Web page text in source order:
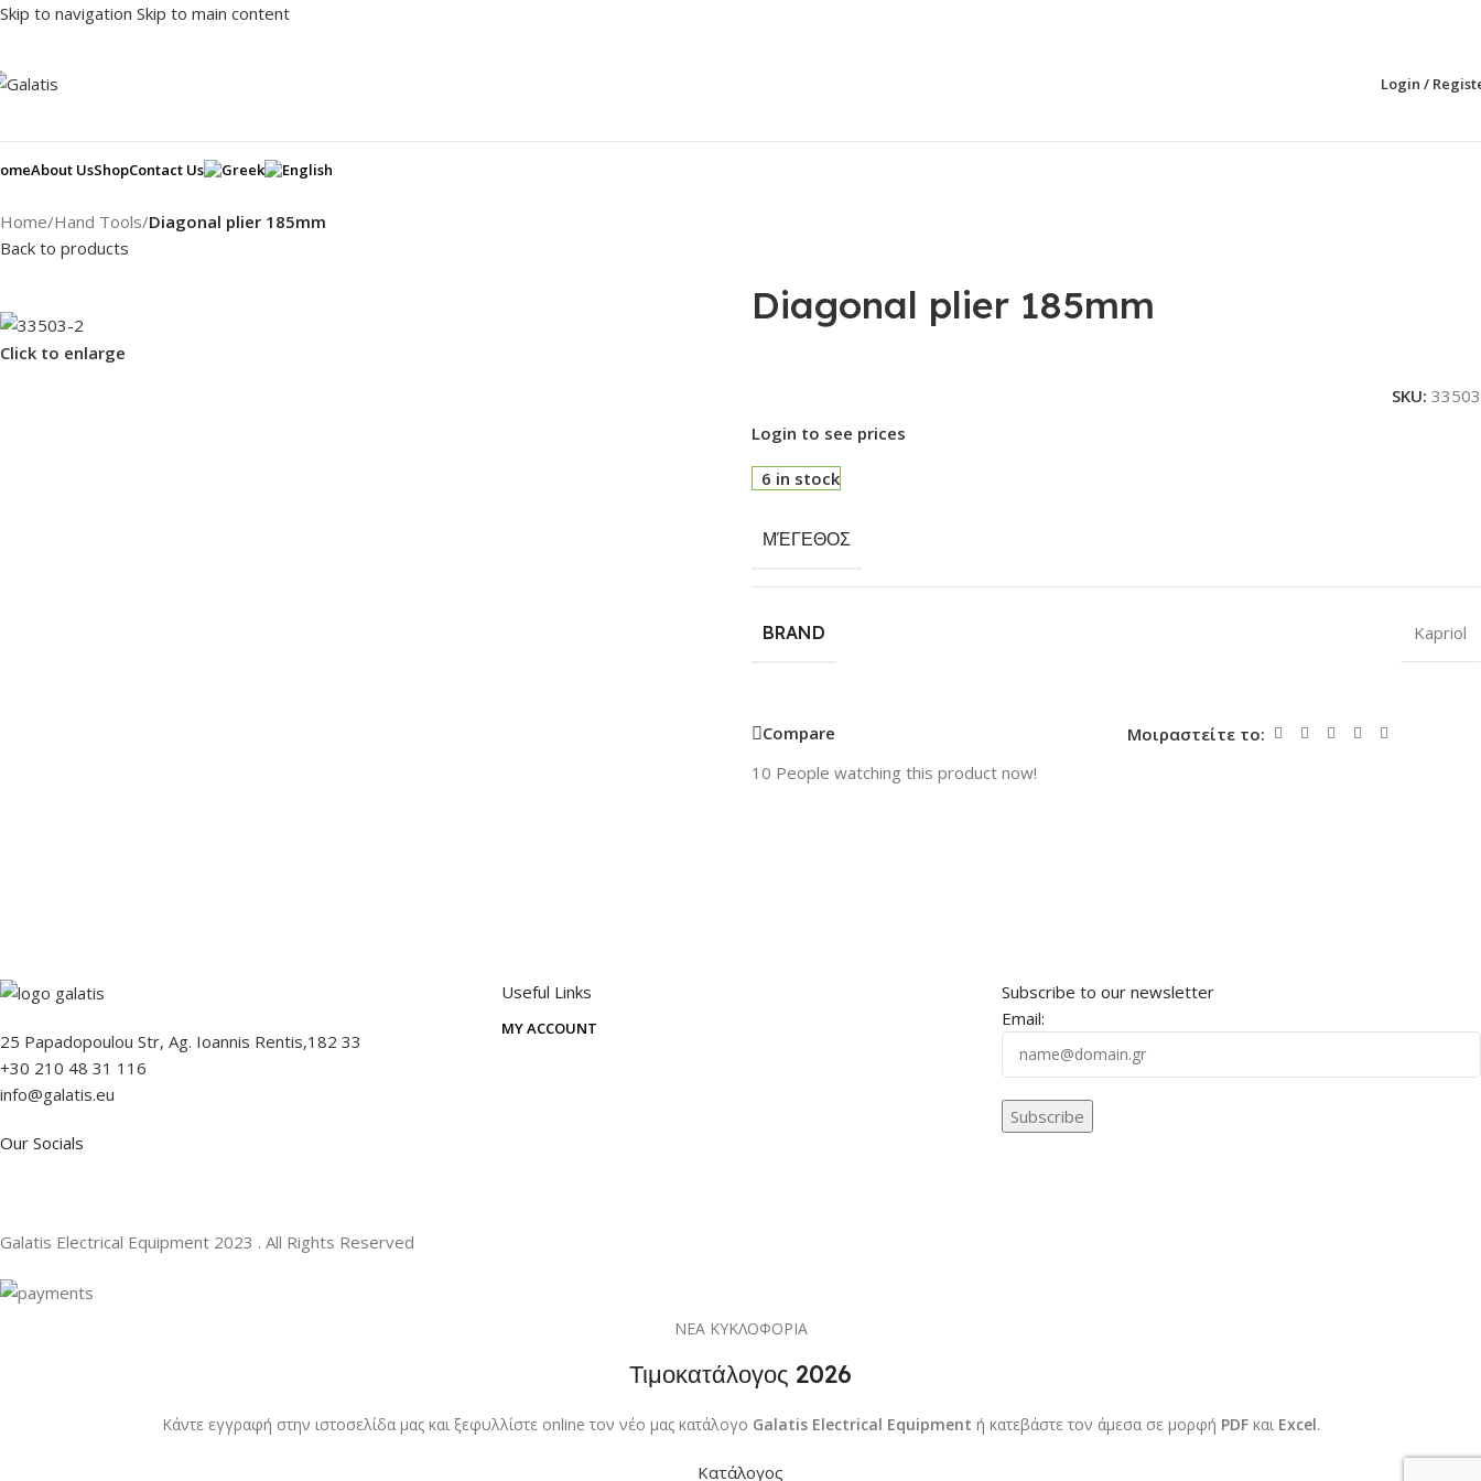
Skip to navigation Skip to main content
Login /
About UsShopContact Us
Home/Hand Tools/Diagonal plier 185mm
Back to products
Click to enlarge
Diagonal plier 185mm
SKU: 33503
Login to see prices
6 in stock
ΜΈΓΕΘΟΣ
BRAND Kapriol
Compare
Μοιραστείτε το:
10 People watching this product now!
25 Papadopoulou Str, Ag. Ioannis Rentis,182 33
+30 210 48 31 116
info@galatis.eu
Our Socials
Useful Links
MY ACCOUNT
Subscribe to our newsletter
Email:
Galatis Electrical Equipment 2023 . All Rights Reserved
ΝΕΑ ΚΥΚΛΟΦΟΡΙΑ
Τιμοκατάλογος 2026
Κάντε εγγραφή στην ιστοσελίδα μας και ξεφυλλίστε online τον νέο μας κατάλογο Galatis Electrical Equipment ή κατεβάστε τον άμεσα σε μορφή PDFκαι Excel.
Κατάλογος